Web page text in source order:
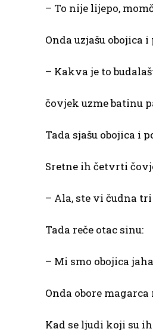
– To nije lijepo,
Onda uzjašu obojica
– Kakva je to
čovjek uzme batinu
Tada sjašu obojica i
Sretne ih četvrti
– Ala, ste vi čudna
Tada reče otac sinu:
– Mi smo obojica
Onda obore
Kad se ljudi koji su